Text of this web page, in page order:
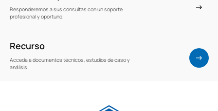
Responderemos a sus consultas con un soporte
profesional y oportuno.
Recurso
Acceda a documentos técnicos, estudios de caso y
análisis.